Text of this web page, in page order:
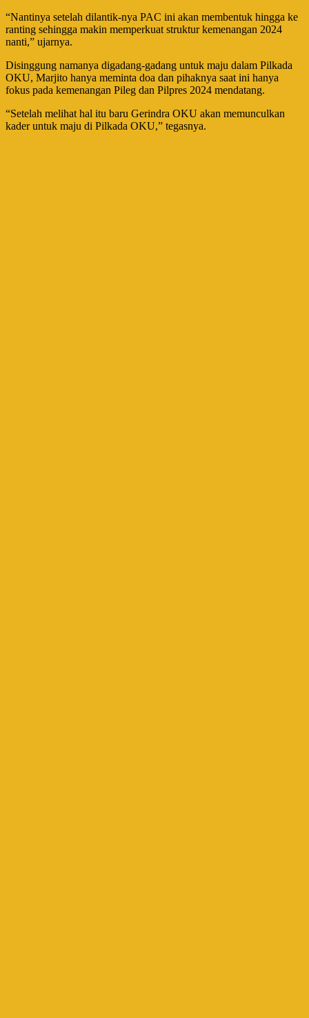
“Nantinya setelah dilantik-nya PAC ini akan membentuk hingga ke
ranting sehingga makin memperkuat struktur kemenangan 2024
nanti,” ujarnya.
Disinggung namanya digadang-gadang untuk maju dalam Pilkada
OKU, Marjito hanya meminta doa dan pihaknya saat ini hanya
fokus pada kemenangan Pileg dan Pilpres 2024 mendatang.
“Setelah melihat hal itu baru Gerindra OKU akan memunculkan
kader untuk maju di Pilkada OKU,” tegasnya.